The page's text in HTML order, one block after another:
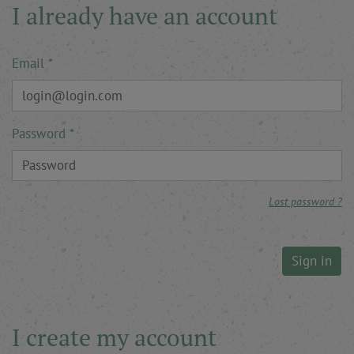
I already have an account
Email
Password
Lost password ?
Sign in
I create my account